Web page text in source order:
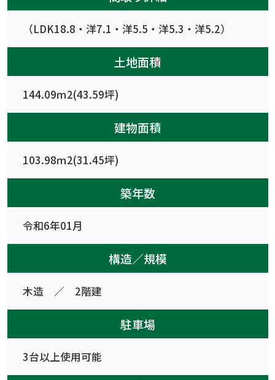
（LDK18.8・洋7.1・洋5.5・洋5.3・洋5.2）
土地面積
144.09ｍ2(43.59坪)
建物面積
103.98ｍ2(31.45坪)
築年数
令和6年01月
構造／規模
木造 ／ 2階建
駐車場
3台以上使用可能